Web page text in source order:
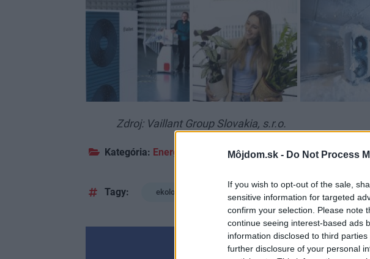
Môjdom.sk - Do Not Process
If you wish to opt-out of the sale,
sensitive information for targeted
confirm your selection. Please note
continue seeing interest-based ads
information disclosed to third
further disclosure of your personal
4
Zdroj: Vaillant Group Slovakia, s.r.o.
Kategória: Energia
Tagy: ekologické vykurovanie tepelé čerpadlá
Zdieľať článok